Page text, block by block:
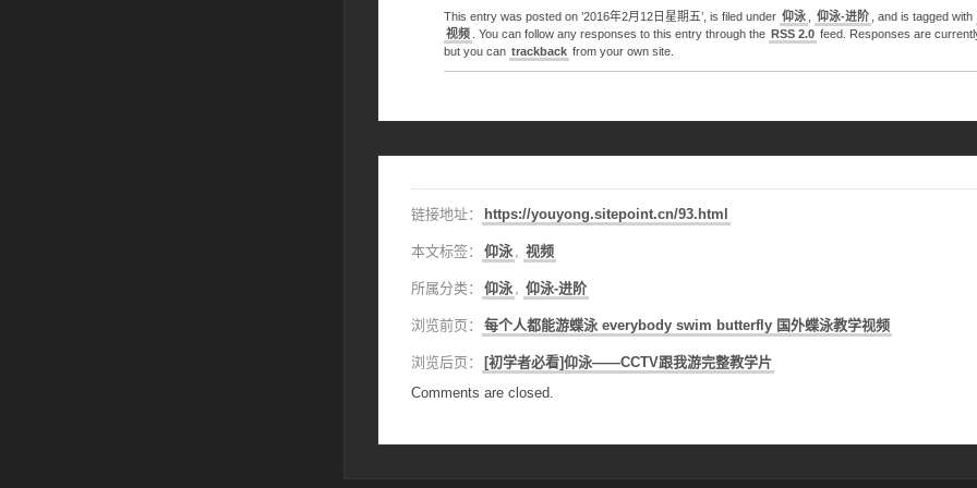
This entry was posted on ’2016年2月12日星期五’, is filed under 仰泳 仰泳-进阶 , and is tagged with
视频
. You can follow any responses to this entry through the RSS 2.0 feed. Responses are
but you can trackback from your own site.
链接地址： https://youyong.sitepoint.cn/93.html
本文标签： 仰泳 , 视频
所属分类： 仰泳 , 仰泳-进阶
浏览前页： 每个人都能游蝶泳 everybody swim butterfly 国外蝶泳教学视频
浏览后页：
[初学者必看]仰泳——CCTV跟我游完整教学片
Comments are closed.